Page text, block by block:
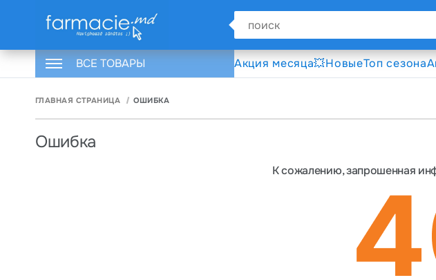
ВСЕ ТОВАРЫ Акция месяца💥НовыеТоп сезона
ГЛАВНАЯ СТРАНИЦА ОШИБКА
Ошибка
К сожалению, запрошенная